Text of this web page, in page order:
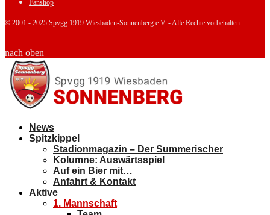
Fanshop
© 2001 - 2025 Spvgg 1919 Wiesbaden-Sonnenberg e.V. - Alle Rechte vorbehalten
nach oben
News
Spitzkippel
Stadionmagazin – Der Summerischer
Kolumne: Auswärtsspiel
Auf ein Bier mit…
Anfahrt & Kontakt
Aktive
1. Mannschaft